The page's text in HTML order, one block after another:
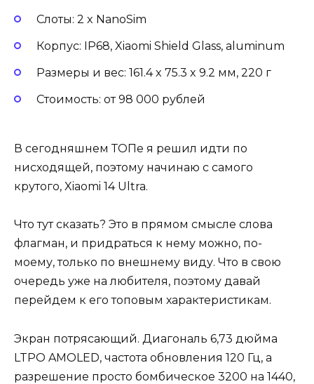
Слоты: 2 x NanoSim
Корпус: IP68, Xiaomi Shield Glass, aluminum
Размеры и вес: 161.4 x 75.3 x 9.2 мм, 220 г
Стоимость: от 98 000 рублей
В сегодняшнем ТОПе я решил идти по
нисходящей, поэтому начинаю с самого
крутого, Xiaomi 14 Ultra.
Что тут сказать? Это в прямом смысле слова
флагман, и придраться к нему можно, по-
моему, только по внешнему виду. Что в свою
очередь уже на любителя, поэтому давай
перейдем к его топовым характеристикам.
Экран потрясающий. Диагональ 6,73 дюйма
LTPO AMOLED, частота обновления 120 Гц, а
разрешение просто бомбическое 3200 на 1440,